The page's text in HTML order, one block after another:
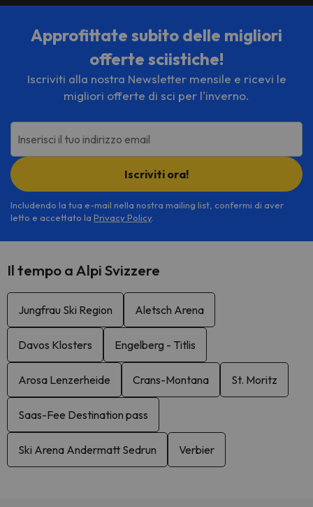
Approfittate subito delle migliori
offerte sciistiche!
Iscriviti alla nostra Newsletter mensile e ricevi le
migliori offerte di sci per l'inverno.
Inserisci il tuo indirizzo email
Iscriviti ora!
Includendo la tua e-mail nella nostra mailing list, confermi di aver
letto e accettato la Privacy Policy.
Il tempo a Alpi Svizzere
Jungfrau Ski Region Aletsch Arena
Davos Klosters Engelberg - Titlis
Arosa Lenzerheide Crans-Montana St. Moritz
Saas-Fee Destination pass
Ski Arena Andermatt Sedrun Verbier